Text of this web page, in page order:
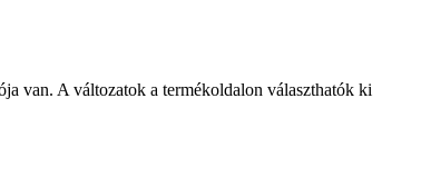
van. A változatok a termékoldalon választhatók ki